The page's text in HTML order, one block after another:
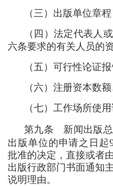
（三 ） 出版单位章程
（ 四 ） 法定代表人
六条要求的有关人员的
（五） 可行性论证
（六） 注册资本数
（七） 工作场所使用
第九条 新闻出版总
出版单位的申请之日起
批准的决定 ， 直接或者
出版行政部门书面通知
说明理由。